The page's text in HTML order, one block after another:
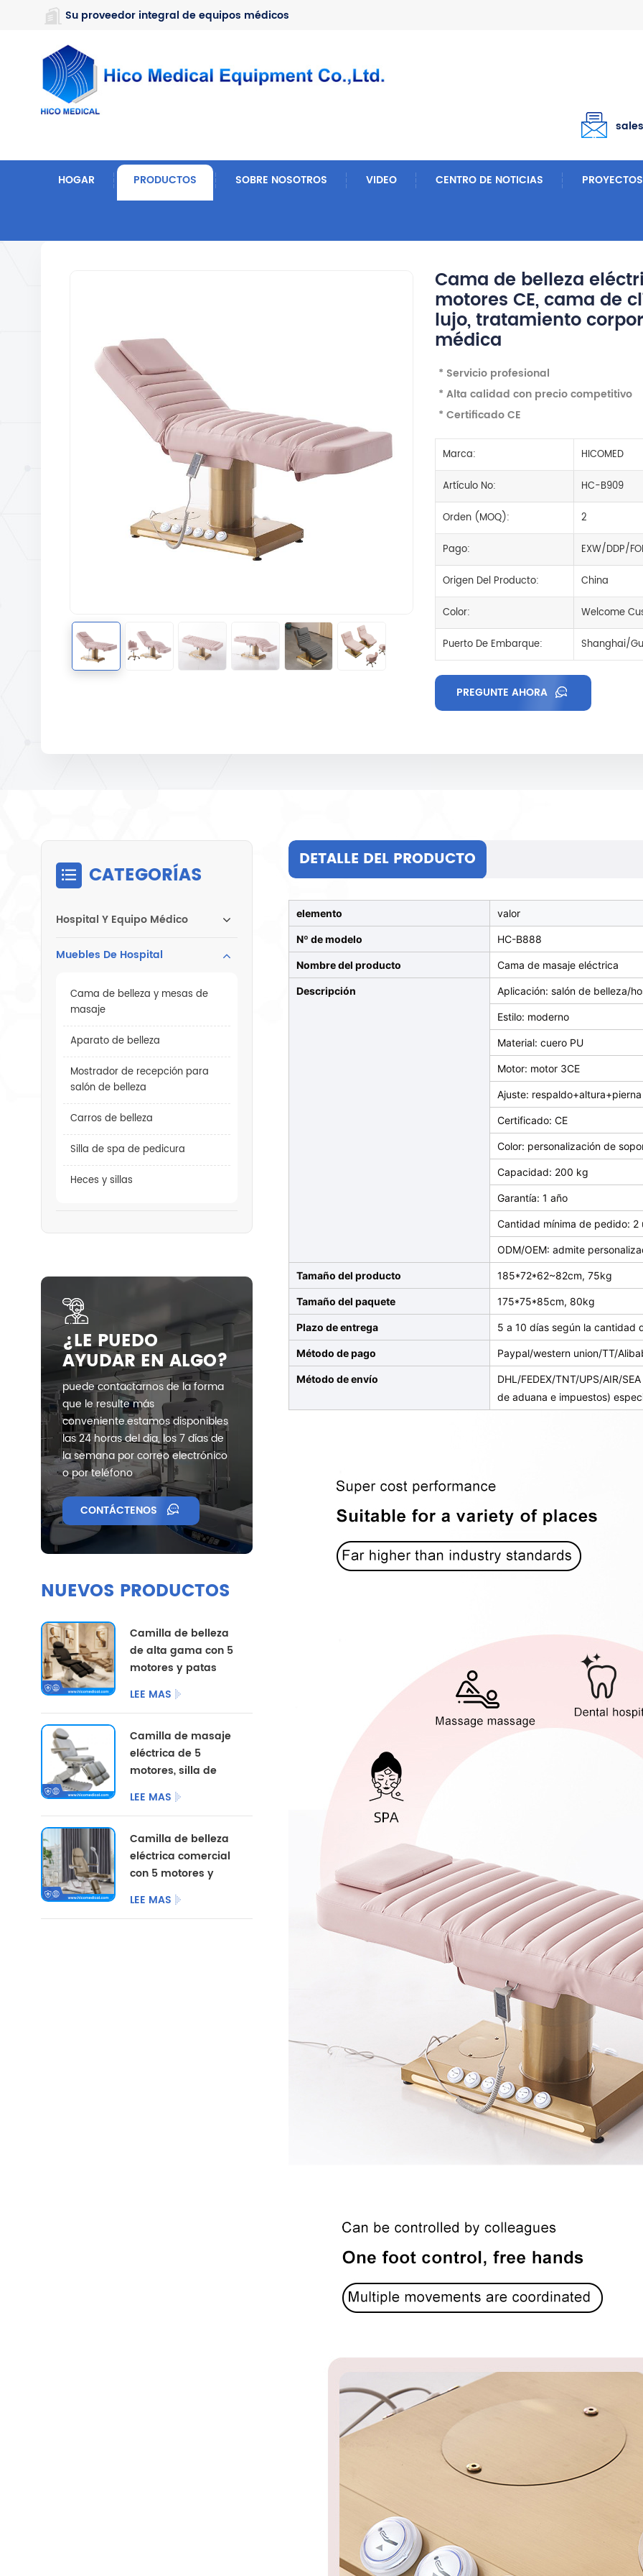
https://www.microsoft.com/en-us/microsoft-teams/log-in
Su proveedor integral de equipos médicos
HOGAR PRODUCTOS SOBRE NOSOTROS VIDEO CENTRO DE NOTICIAS PROYECTOS
Cama de belleza
motores CE, cama de
lujo, tratamiento
médica
* Servicio profesional
* Alta calidad con precio competitivo
* Certificado CE
Marca: HICOMED
Artículo No: HC-B909
Orden (MOQ): 2
Pago: EXW/DDP/
Origen Del Producto: China
Color: Welcome
Puerto De Embarque: Shanghai/
PREGUNTE AHORA
DETALLE DEL PRODUCTO
elemento valor
Nº de modelo HC-B888
Nombre del producto Cama de masaje eléctrica
Descripción Aplicación: salón de belleza/
Estilo: moderno
Material: cuero PU
Motor: motor 3CE
Ajuste: respaldo+altura+pierna
Certificado: CE
Color: personalización de
Capacidad: 200 kg
Garantía: 1 año
Cantidad mínima de pedido: 2
ODM/OEM: admite
Tamaño del producto 185*72*62~82cm, 75kg
Tamaño del paquete 175*75*85cm, 80kg
Plazo de entrega 5 a 10 días según la cantidad
Método de pago Paypal/western union/TT/
Método de envío
DHL/FEDEX/TNT/UPS/AIR/
de aduana e impuestos)
CATEGORÍAS
Hospital Y Equipo Médico
Muebles De Hospital
Cama de belleza y mesas de
masaje
Aparato de belleza
Mostrador de recepción para
salón de belleza
Carros de belleza
Silla de spa de pedicura
Heces y sillas
¿LE PUEDO
AYUDAR EN ALGO?
puede contactarnos de la forma
que le resulte más
conveniente.estamos disponibles
las 24 horas del día, los 7 días de
la semana por correo electrónico
o por teléfono
CONTÁCTENOS
NUEVOS PRODUCTOS
Camilla de belleza
de alta gama con 5
motores y patas
divididas, con
opciones de color
LEE MAS
Camilla de masaje
eléctrica de 5
motores, silla de
pedicura
cosmética,
salón, camilla de
belleza eléctrica
para centro de
podología.
LEE MAS
Camilla de belleza
eléctrica comercial
con 5 motores y
patas divididas.
LEE MAS